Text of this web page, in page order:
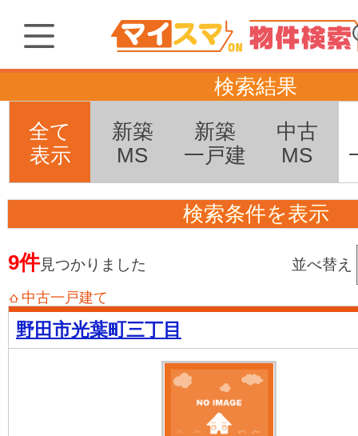
検索結果
全て
表示
新築
MS
新築
一戸建
中古
MS
検索条件を表示
9件見つかりました 並べ替え
中古一戸建て
野田市光葉町三丁目